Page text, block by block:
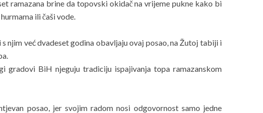
ramazana brine da topovski okidač na vrijeme pukne kako bi
ili čaši vode.
njim već dvadeset godina obavljaju ovaj posao, na Žutoj tabiji i
gradovi BiH njeguju tradiciju ispajivanja topa ramazanskom
posao, jer svojim radom nosi odgovornost samo jedne